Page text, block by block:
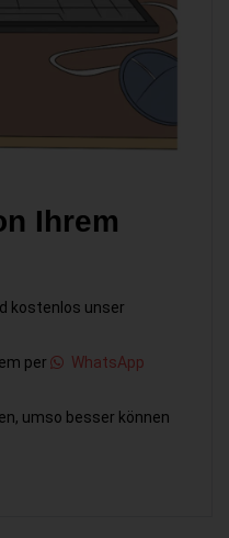
Ihrem
kostenlos unser
per
WhatsApp
umso besser können